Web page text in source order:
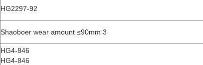
HG2297-92
Shaoboer wear amount ≤90mm 3
HG4-846
HG4-846